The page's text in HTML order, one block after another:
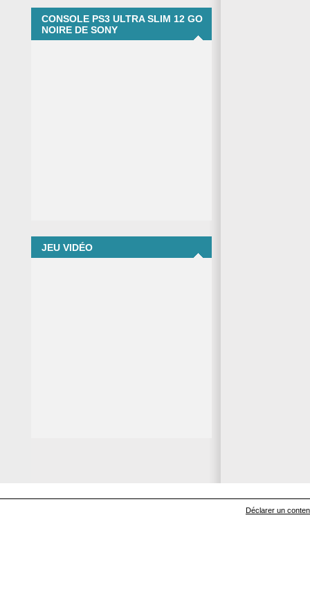
CONSOLE PS3 ULTRA SLIM 12 GO
NOIRE DE SONY
JEU VIDÉO
Déclarer un